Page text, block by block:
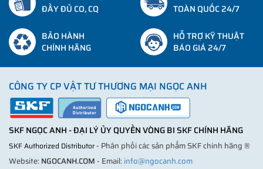
ĐẦY ĐỦ CO, CQ
TOÀN QUỐC 24/7
BẢO HÀNH
CHÍNH HÃNG
HỖ TRỢ KỸ THUẬT
BÁO GIÁ 24/7
CÔNG TY CP VẬT TƯ THƯƠNG MẠI NGỌC ANH
SKF NGỌC ANH - ĐẠI LÝ ỦY QUYỀN VÒNG BI SKF CHÍNH HÃNG
SKF Authorized Distributor- Phân phối các sản phẩm SKF chính hãng ®
Website: NGOCANH.COM- Email: info@ngocanh.com